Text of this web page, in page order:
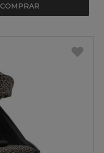
COMPRAR